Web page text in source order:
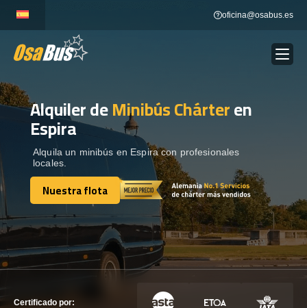
content
oficina@osabus.es
ALQUILER DE AUTOCARES Show dropdown
DESTINOS
RECORRIDAS Show dropdown
Alquiler deMinibús Chárteren
Espira
Alquila un minibús en Espira con profesionales
locales.
Nuestra flota
Nuestra flota
Certificado por: